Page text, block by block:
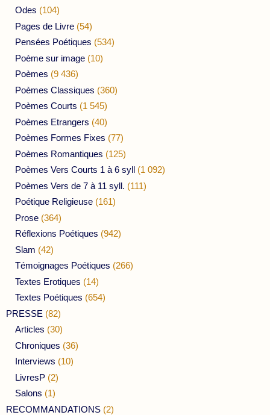
Odes (104)
Pages de Livre (54)
Pensées Poétiques (534)
Poème sur image (10)
Poèmes (9 436)
Poèmes Classiques (360)
Poèmes Courts (1 545)
Poèmes Etrangers (40)
Poèmes Formes Fixes (77)
Poèmes Romantiques (125)
Poèmes Vers Courts 1 à 6 syll (1 092)
Poèmes Vers de 7 à 11 syll. (111)
Poétique Religieuse (161)
Prose (364)
Réflexions Poétiques (942)
Slam (42)
Témoignages Poétiques (266)
Textes Erotiques (14)
Textes Poétiques (654)
PRESSE (82)
Articles (30)
Chroniques (36)
Interviews (10)
LivresP (2)
Salons (1)
RECOMMANDATIONS (2)